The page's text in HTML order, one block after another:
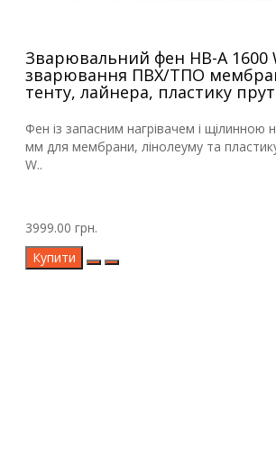
Зварювальний фен HB-A 1600
зварювання ПВХ/ТПО
тенту, лайнера, пластику
Фен із запасним нагрівачем і щілинною
мм для мембрани, лінолеуму та
W..
3999.00 грн.
Купити